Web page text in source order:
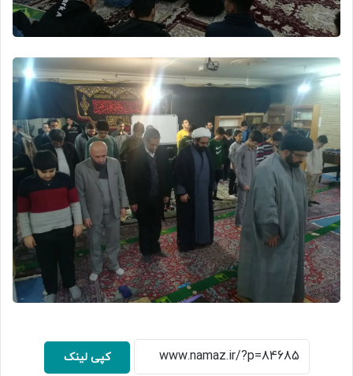
کپی لینک